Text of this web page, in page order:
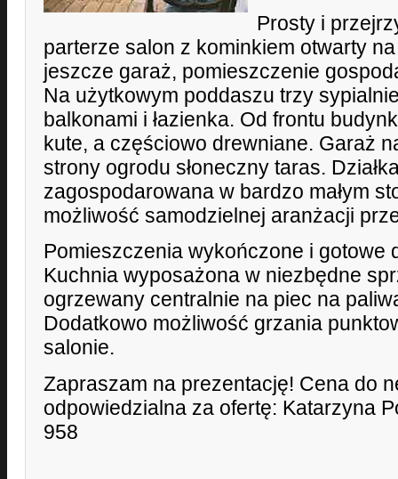
Prosty i
parterze salon z kominkiem otwarty
jeszcze garaż, pomieszczenie
Na użytkowym poddaszu trzy
balkonami i łazienka. Od frontu
kute, a częściowo drewniane. Garaż
strony ogrodu słoneczny taras.
zagospodarowana w bardzo małym
możliwość samodzielnej aranżacji
Pomieszczenia wykończone i gotowe
Kuchnia wyposażona w niezbędne
ogrzewany centralnie na piec na
Dodatkowo możliwość grzania
salonie.
Zapraszam na prezentację! Cena do
odpowiedzialna za ofertę: Katarzyna
958